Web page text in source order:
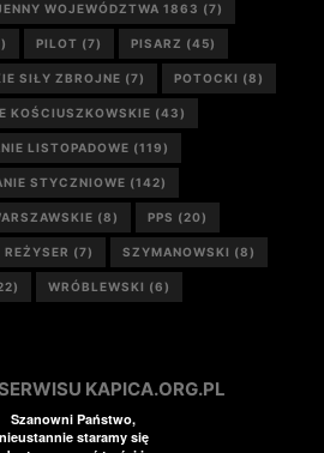
WOJEWÓDZTWA 1863 (7)
PILOT (7) PISARZ (45)
SIŁY ZBROJNE (7) POTOCKI (8)
KOŚCIUSZKOWSKIE (43)
LISTOPADOWE (119)
STYCZNIOWE (142)
(8) PPS (20)
REŻYSER (7) SZYMANOWSKI (8)
WRÓBLEWSKI (6)
KAPICA.ORG.PL
Szanowni Państwo,
nieustannie staramy się